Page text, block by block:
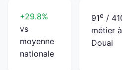
+29.8%
vs
moyenne
nationale
91e /
métier à
Douai